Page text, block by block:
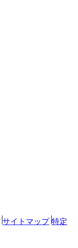
サイトマップ 特定